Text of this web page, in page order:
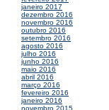
janeiro 2017
dezembro 2016
novembro 2016
outubro 2016
setembro 2016
agosto 2016
julho 2016
junho 2016
maio 2016
abril 2016
março 2016
fevereiro 2016
janeiro 2016